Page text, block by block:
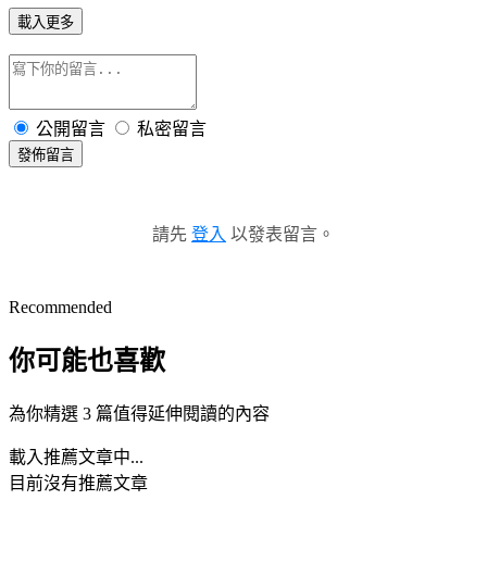
載入更多
公開留言 私密留言
發佈留言
請先 登入 以發表留言。
Recommended
你可能也喜歡
為你精選 3 篇值得延伸閱讀的內容
載入推薦文章中...
目前沒有推薦文章